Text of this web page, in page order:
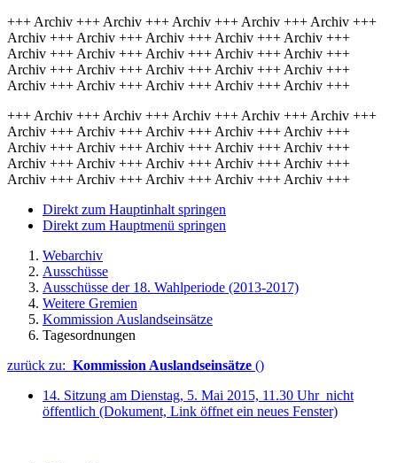
+++ Archiv +++ Archiv +++ Archiv +++ Archiv +++ Archiv +++
Archiv +++ Archiv +++ Archiv +++ Archiv +++ Archiv +++
Archiv +++ Archiv +++ Archiv +++ Archiv +++ Archiv +++
Archiv +++ Archiv +++ Archiv +++ Archiv +++ Archiv +++
Archiv +++ Archiv +++ Archiv +++ Archiv +++ Archiv +++
+++ Archiv +++ Archiv +++ Archiv +++ Archiv +++ Archiv +++
Archiv +++ Archiv +++ Archiv +++ Archiv +++ Archiv +++
Archiv +++ Archiv +++ Archiv +++ Archiv +++ Archiv +++
Archiv +++ Archiv +++ Archiv +++ Archiv +++ Archiv +++
Archiv +++ Archiv +++ Archiv +++ Archiv +++ Archiv +++
Direkt zum Hauptinhalt springen
Direkt zum Hauptmenü springen
Webarchiv
Ausschüsse
Ausschüsse der 18. Wahlperiode (2013-2017)
Weitere Gremien
Kommission Auslandseinsätze
Tagesordnungen
zurück zu: Kommission Auslandseinsätze ()
14. Sitzung am Dienstag, 5. Mai 2015, 11.30 Uhr_nicht
öffentlich (Dokument, Link öffnet ein neues Fenster)